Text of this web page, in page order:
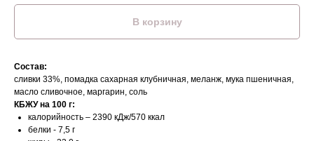
В корзину
Состав:
сливки 33%, помадка сахарная клубничная, меланж, мука пшеничная,
масло сливочное, маргарин, соль
КБЖУ на 100 г:
калорийность – 2390 кДж/570 ккал
белки - 7,5 г